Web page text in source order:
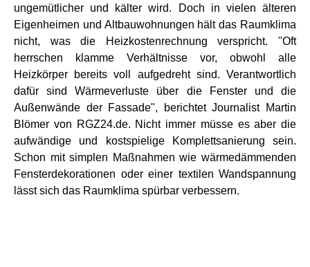
ungemütlicher und kälter wird. Doch in vielen älteren
Eigenheimen und Altbauwohnungen hält das Raumklima
nicht, was die Heizkostenrechnung verspricht. "Oft
herrschen klamme Verhältnisse vor, obwohl alle
Heizkörper bereits voll aufgedreht sind. Verantwortlich
dafür sind Wärmeverluste über die Fenster und die
Außenwände der Fassade", berichtet Journalist Martin
Blömer von RGZ24.de. Nicht immer müsse es aber die
aufwändige und kostspielige Komplettsanierung sein.
Schon mit simplen Maßnahmen wie wärmedämmenden
Fensterdekorationen oder einer textilen Wandspannung
lässt sich das Raumklima spürbar verbessern.